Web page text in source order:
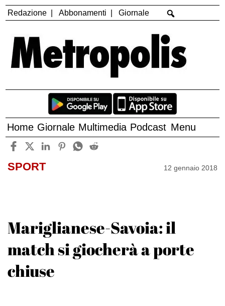
Redazione Abbonamenti Giornale
Home Giornale Multimedia Podcast Menu
SPORT 12 gennaio 2018
Mariglianese-Savoia: il
match si giocherà a porte
chiuse